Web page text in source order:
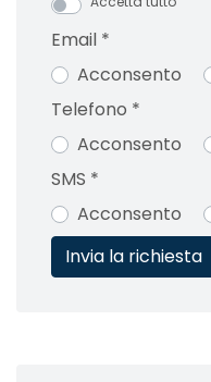
Email *
Acconsento
Telefono *
Acconsento
SMS *
Acconsento